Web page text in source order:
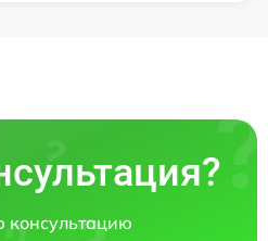
консультацию